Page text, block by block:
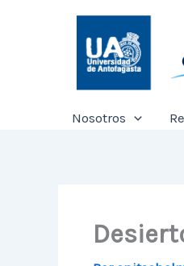
Nosotros